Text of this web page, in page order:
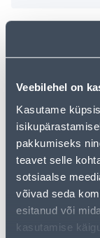
Veebilehel on
Kasutame
pakkumiseks
teavet selle
sotsiaalse
võivad seda
esitanud või
kasutamise
Извините, но
настоящее
альтернативы
Но ваш шопинг
можете
главную
функцию
варианты.
• 14-päevane
• HANKIJA